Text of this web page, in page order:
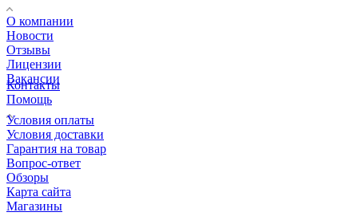
О компании
Новости
Отзывы
Лицензии
Вакансии
Контакты
Помощь
Условия оплаты
Условия доставки
Гарантия на товар
Вопрос-ответ
Обзоры
Карта сайта
Магазины